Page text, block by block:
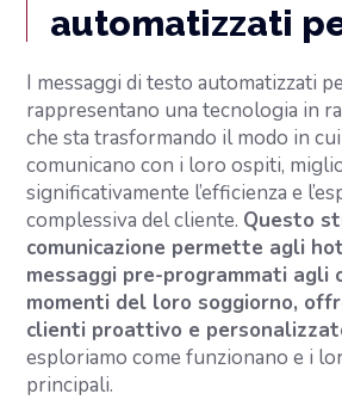
automatizzati
I messaggi di testo automatizzati
rappresentano una tecnologia in
che sta trasformando il modo in
comunicano con i loro ospiti,
significativamente l’efficienza e
complessiva del cliente. Questo
comunicazione permette agli
messaggi pre-programmati agli
momenti del loro soggiorno,
clienti proattivo e
esploriamo come funzionano e i
principali.